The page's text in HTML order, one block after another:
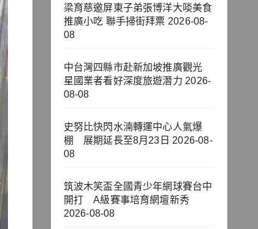
梁育慈邀屏東子弟張博洋大啖美食
推廣小吃 聯手掃街拜票 2026-08-
08
中台灣四縣市赴新加坡推廣觀光
星國業者看好深度旅遊潛力 2026-
08-08
史努比快閃水湳轉運中心人氣爆
棚 展期延長至8月23日 2026-08-
08
筑波木笑盃全國青少年網球賽台中
開打 A級賽事培育網壇新秀
2026-08-08